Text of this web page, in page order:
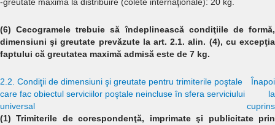
(6) Cecogramele trebuie să îndeplinească condiţiile de formă,
dimensiuni şi greutate prevăzute la art. 2.1. alin. (4), cu excepţia
faptului că greutatea maximă admisă este de 7 kg.
2.2. Condiţii de dimensiuni şi greutate pentru trimiterile poştale
care fac obiectul serviciilor poştale neincluse în sfera serviciului
universal
Înapoi
la
cuprins
(1) Trimiterile de corespondenţă, imprimate şi publicitate prin